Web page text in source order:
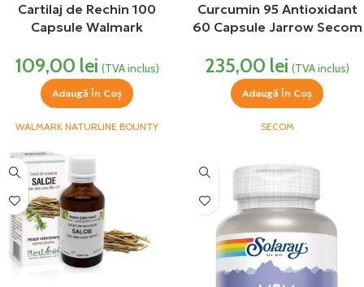
Cartilaj de Rechin 100
Capsule Walmark
109,00 lei (TVA inclus)
Adaugă În Coș
WALMARK NATURLINE BOUNTY
Curcumin 95 Antioxidant
60 Capsule Jarrow Secom
235,00 lei (TVA inclus)
Adaugă În Coș
SECOM